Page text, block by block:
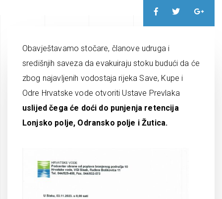
Obavještavamo stočare, članove udruga i
središnjih saveza da evakuiraju stoku budući da će
zbog najavljenih vodostaja rijeka Save, Kupe i
Odre Hrvatske vode otvoriti Ustave Prevlaka
uslijed čega će doći do punjenja retencija
Lonjsko polje, Odransko polje i Žutica.